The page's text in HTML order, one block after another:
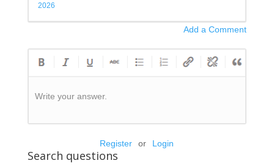
2026
Add a Comment
Write your answer.
Register or Login
Search questions